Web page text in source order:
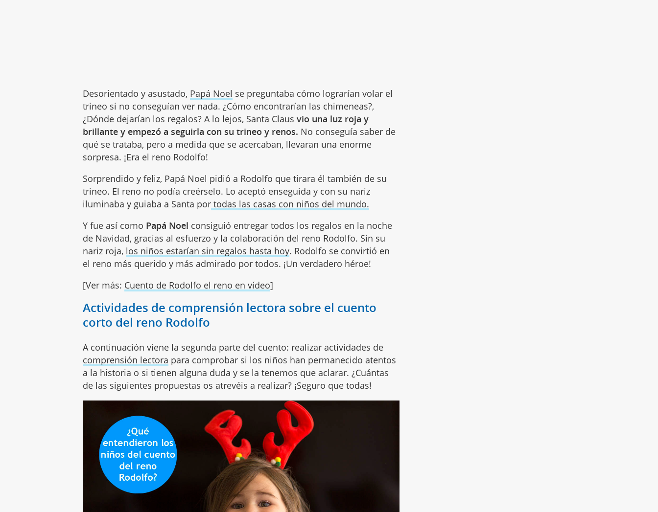
Desorientado y asustado, Papá Noel se preguntaba cómo lograrían volar el
trineo si no conseguían ver nada. ¿Cómo encontrarían las chimeneas?,
¿Dónde dejarían los regalos? A lo lejos, Santa Clausvio una luz roja y
brillante y empezó a seguirla con su trineo y renos. No conseguía saber de
qué se trataba, pero a medida que se acercaban, llevaran una enorme
sorpresa. ¡Era el reno Rodolfo!
Sorprendido y feliz, Papá Noel pidió a Rodolfo que tirara él también de su
trineo. El reno no podía creérselo. Lo aceptó enseguida y con su nariz
iluminaba y guiaba a Santa por todas las casas con niños del mundo.
Y fue así como Papá Noel consiguió entregar todos los regalos en la noche
de Navidad, gracias al esfuerzo y la colaboración del reno Rodolfo. Sin su
nariz roja, los niños estarían sin regalos hasta hoy. Rodolfo se convirtió en
el reno más querido y más admirado por todos. ¡Un verdadero héroe!
[Ver más: Cuento de Rodolfo el reno en vídeo]
Actividades de comprensión lectora sobre el cuento
corto del reno Rodolfo
A continuación viene la segunda parte del cuento: realizar actividades de
comprensión lectora para comprobar si los niños han permanecido atentos
a la historia o si tienen alguna duda y se la tenemos que aclarar. ¿Cuántas
de las siguientes propuestas os atrevéis a realizar? ¡Seguro que todas!